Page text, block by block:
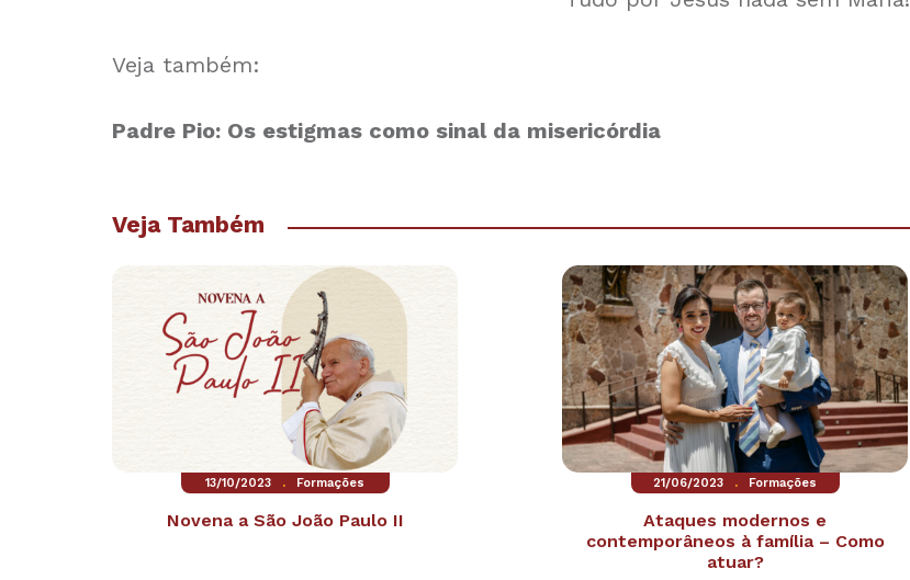
Veja também:
Padre Pio: Os estigmas como sinal da misericórdia
Veja Também
13/10/2023 . Formações
Novena a São João Paulo II
21/06/2023 . Formações
Ataques modernos e
contemporâneos à família – Como
atuar?